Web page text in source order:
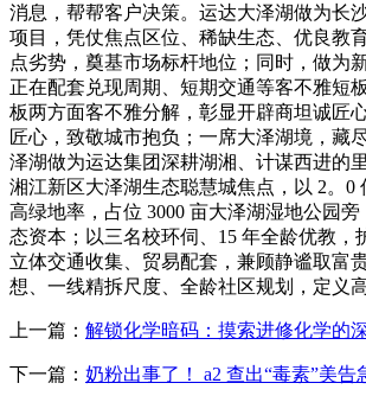
消息，帮帮客户决策。运达大泽湖做为长
项目，凭仗焦点区位、稀缺生态、优良教
点劣势，奠基市场标杆地位；同时，做为
正在配套兑现周期、短期交通等客不雅短
板两方面客不雅分解，彰显开辟商坦诚匠
匠心，致敬城市抱负；一席大泽湖境，藏
泽湖做为运达集团深耕湖湘、计谋西进的
湘江新区大泽湖生态聪慧城焦点，以 2。0
高绿地率，占位 3000 亩大泽湖湿地公园
态资本；以三名校环伺、15 年全龄优教，
立体交通收集、贸易配套，兼顾静谧取富
想、一线精拆尺度、全龄社区规划，定义
上一篇： 解锁化学暗码：摸索进修化学的
下一篇： 奶粉出事了！ a2 查出“毒素”美告